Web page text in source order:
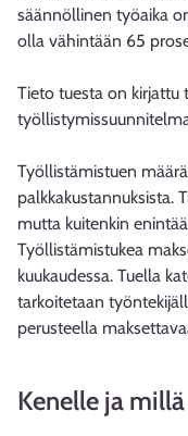
säännöllinen työaika
olla vähintään 65
Tieto tuesta on
Työllistämistuen
palkkakustannuksista.
mutta kuitenkin
Työllistämistukea
kuukaudessa. Tuella
tarkoitetaan
perusteella
Kenelle ja